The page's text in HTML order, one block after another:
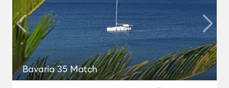
Bavaria 35 Match